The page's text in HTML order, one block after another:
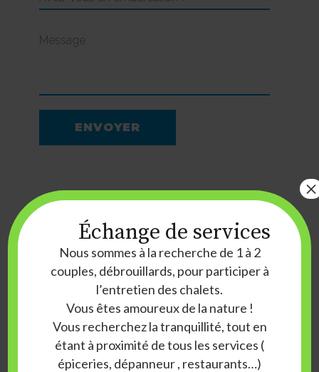
Bureau de réservation
250, rue de la Détente, Mont-
Laurier J9L 3G6 Qc Canada
domaine@baieausable.qc.ca
819 623-9116
Échange de services
Nous sommes à la recherche de 1 à 2
couples, débrouillards, pour participer à
l’entretien des chalets.
Vous êtes amoureux de la nature !
Vous recherchez la tranquillité, tout en
étant à proximité de tous les services (
épiceries, dépanneur , restaurants…)
×